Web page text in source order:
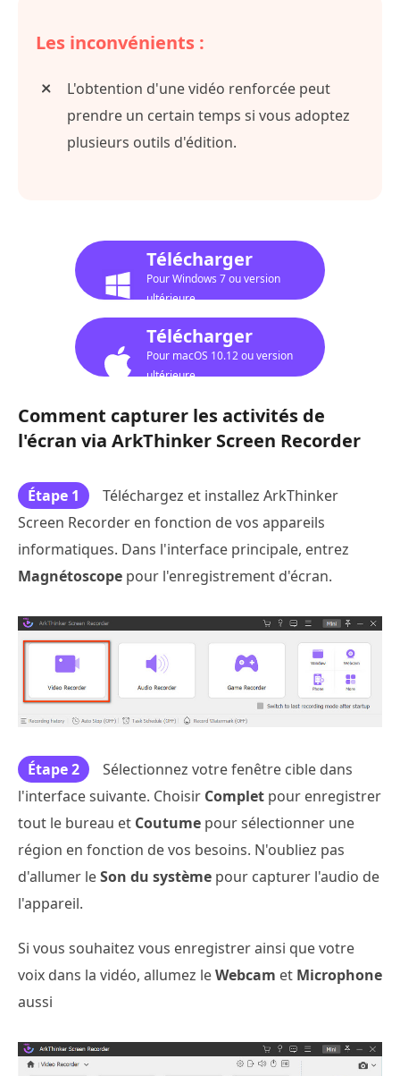
Les inconvénients :
L'obtention d'une vidéo renforcée peut
prendre un certain temps si vous adoptez
plusieurs outils d'édition.
Télécharger
Pour Windows 7 ou version
ultérieure
Télécharger
Pour macOS 10.12 ou version
ultérieure
Comment capturer les activités de
l'écran via ArkThinker Screen Recorder
Étape 1
Téléchargez et installez ArkThinker
Screen Recorder en fonction de vos appareils
informatiques. Dans l'interface principale, entrez
Magnétoscope pour l'enregistrement d'écran.
Étape 2
Sélectionnez votre fenêtre cible dans
l'interface suivante. Choisir Complet pour enregistrer
tout le bureau et Coutume pour sélectionner une
région en fonction de vos besoins. N'oubliez pas
d'allumer leSon du système pour capturer l'audio de
l'appareil.
Si vous souhaitez vous enregistrer ainsi que votre
voix dans la vidéo, allumez leWebcam et Microphone
aussi